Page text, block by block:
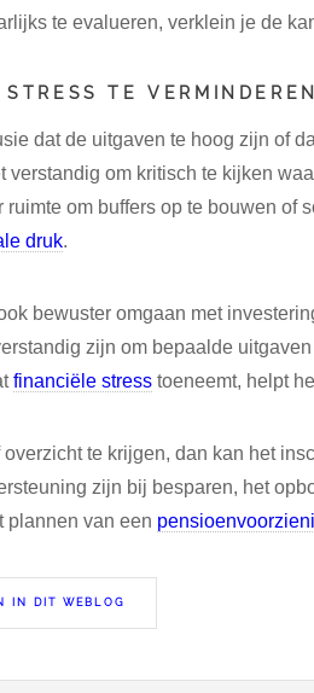
te evalueren, verklein je de
TE VERMINDEREN
dat de uitgaven te hoog zijn of
verstandig om kritisch te kijken
ruimte om buffers op te bouwen of
druk.
bewuster omgaan met
zijn om bepaalde
financiële stress toeneemt, helpt
overzicht te krijgen, dan kan het
zijn bij besparen, het
plannen van een
IN DIT WEBLOG